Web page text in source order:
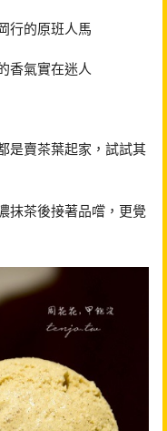
行的原班人馬
香氣實在迷人
是賣茶葉起家，試試其
抹茶後接著品嚐，更覺